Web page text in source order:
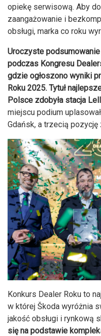
opiekę serwisową. Aby
zaangażowanie i
obsługi, marka co roku
Uroczyste
podczas Kongresu
gdzie ogłoszono wyniki
Roku 2025. Tytuł
Polsce zdobyła stacja
miejscu podium
Gdańsk, a trzecią pozycję
Konkurs Dealer Roku to
w której Škoda wyróżnia
jakość obsługi i rynkową
się na podstawie